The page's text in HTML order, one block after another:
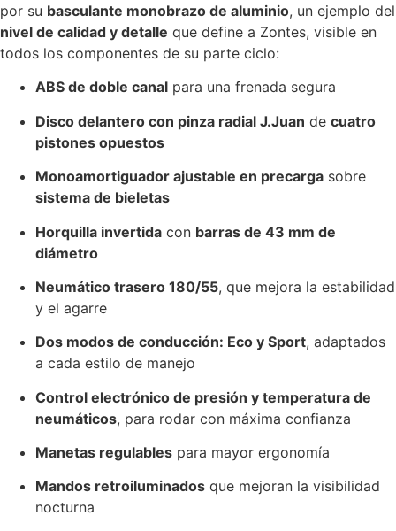
por su basculante monobrazo de aluminio, un ejemplo del
nivel de calidad y detalle que define a Zontes, visible en
todos los componentes de su parte ciclo:
ABS de doble canal para una frenada segura
Disco delantero con pinza radial J.Juan de cuatro
pistones opuestos
Monoamortiguador ajustable en precarga sobre
sistema de bieletas
Horquilla invertida con barras de 43 mm de
diámetro
Neumático trasero 180/55, que mejora la estabilidad
y el agarre
Dos modos de conducción: Eco y Sport, adaptados
a cada estilo de manejo
Control electrónico de presión y temperatura de
neumáticos, para rodar con máxima confianza
Manetas regulables para mayor ergonomía
Mandos retroiluminados que mejoran la visibilidad
nocturna